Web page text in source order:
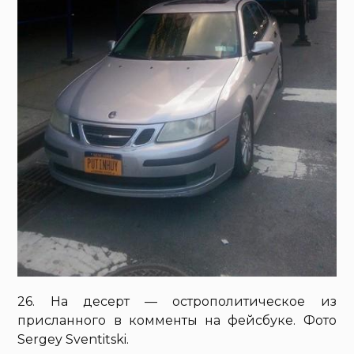
26. На десерт — острополитическое из
присланного в комменты на фейсбуке. Фото
Sergey Sventitski.